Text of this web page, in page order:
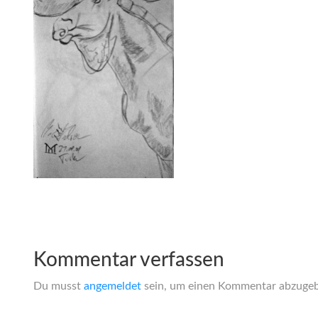
Kommentar verfassen
Du musst angemeldetsein, um einen Kommentar